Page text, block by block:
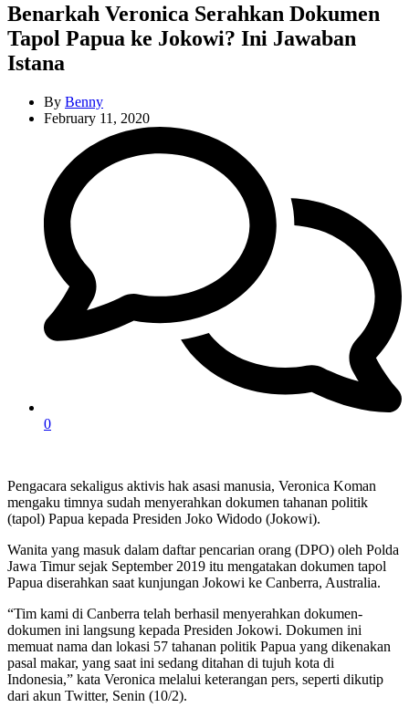
Benarkah Veronica Serahkan Dokumen
Tapol Papua ke Jokowi? Ini Jawaban
Istana
By Benny
February 11, 2020
0
Pengacara sekaligus aktivis hak asasi manusia, Veronica Koman
mengaku timnya sudah menyerahkan dokumen tahanan politik
(tapol) Papua kepada Presiden Joko Widodo (Jokowi).
Wanita yang masuk dalam daftar pencarian orang (DPO) oleh Polda
Jawa Timur sejak September 2019 itu mengatakan dokumen tapol
Papua diserahkan saat kunjungan Jokowi ke Canberra, Australia.
“Tim kami di Canberra telah berhasil menyerahkan dokumen-
dokumen ini langsung kepada Presiden Jokowi. Dokumen ini
memuat nama dan lokasi 57 tahanan politik Papua yang dikenakan
pasal makar, yang saat ini sedang ditahan di tujuh kota di
Indonesia,” kata Veronica melalui keterangan pers, seperti dikutip
dari akun Twitter, Senin (10/2).